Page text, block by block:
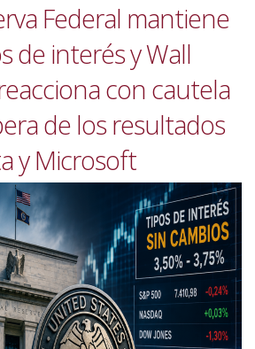
Federal mantiene
de interés y Wall
con cautela
de los resultados
y Microsoft